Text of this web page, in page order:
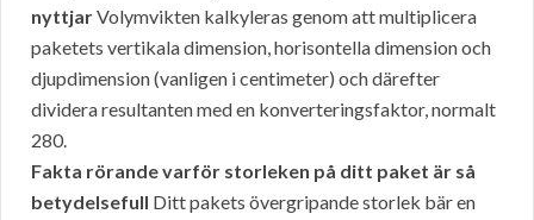
nyttjarVolymvikten kalkyleras genom att multiplicera
paketets vertikala dimension, horisontella dimension och
djupdimension (vanligen i centimeter) och därefter
dividera resultanten med en konverteringsfaktor, normalt
280.
Fakta rörande varför storleken på ditt paket är så
betydelsefull Ditt pakets övergripande storlek bär en